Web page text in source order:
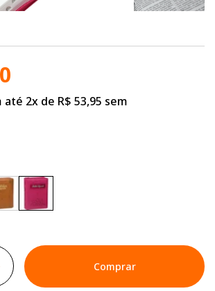
até 2x de R$ 53,95 sem
Comprar